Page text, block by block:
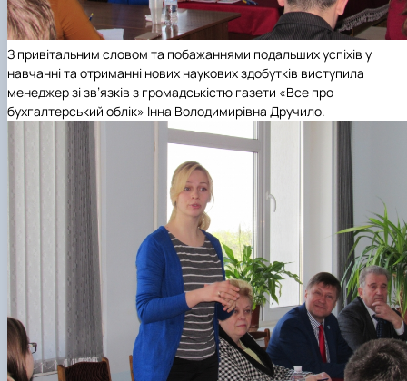
З привітальним словом та побажаннями подальших успіхів у
навчанні та отриманні нових наукових здобутків виступила
менеджер зі зв’язків з громадськістю газети «Все про
бухгалтерський облік» Інна Володимирівна Дручило.